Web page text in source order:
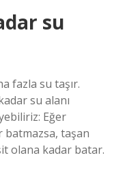
su
fazla su taşır.
su alanı
Eğer
batmazsa, taşan
olana kadar batar.